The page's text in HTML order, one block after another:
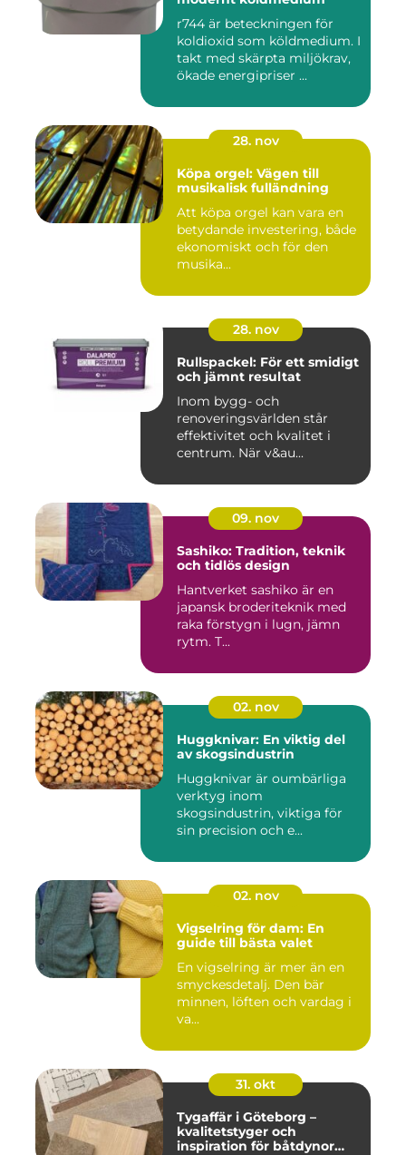
r744 är beteckningen för
koldioxid som köldmedium. I
takt med skärpta miljökrav,
ökade energipriser ...
28. nov
Köpa orgel: Vägen till
musikalisk fulländning
Att köpa orgel kan vara en
betydande investering, både
ekonomiskt och för den
musika...
28. nov
Rullspackel: För ett smidigt
och jämnt resultat
Inom bygg- och
renoveringsvärlden står
effektivitet och kvalitet i
centrum. När v&au...
09. nov
Sashiko: Tradition, teknik
och tidlös design
Hantverket sashiko är en
japansk broderiteknik med
raka förstygn i lugn, jämn
rytm. T...
02. nov
Huggknivar: En viktig del
av skogsindustrin
Huggknivar är oumbärliga
verktyg inom
skogsindustrin, viktiga för
sin precision och e...
02. nov
Vigselring för dam: En
guide till bästa valet
En vigselring är mer än en
smyckesdetalj. Den bär
minnen, löften och vardag i
va...
31. okt
Tygaffär i Göteborg –
kvalitetstyger och
inspiration för båtdynor